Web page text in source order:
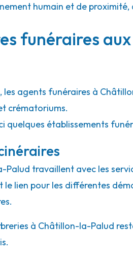
humain et de
funéraires
agents funéraires à
crématoriums.
quelques établissements
travaillent avec les
le lien pour les différentes
à Châtillon-la-Palud